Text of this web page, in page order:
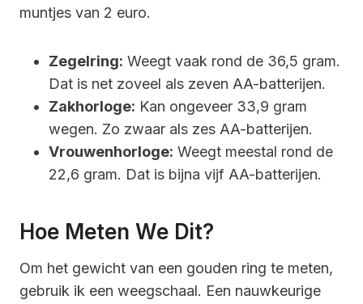
muntjes van 2 euro.
Zegelring: Weegt vaak rond de 36,5 gram.
Dat is net zoveel als zeven AA-batterijen.
Zakhorloge: Kan ongeveer 33,9 gram
wegen. Zo zwaar als zes AA-batterijen.
Vrouwenhorloge: Weegt meestal rond de
22,6 gram. Dat is bijna vijf AA-batterijen.
Hoe Meten We Dit?
Om het gewicht van een gouden ring te meten,
gebruik ik een weegschaal. Een nauwkeurige